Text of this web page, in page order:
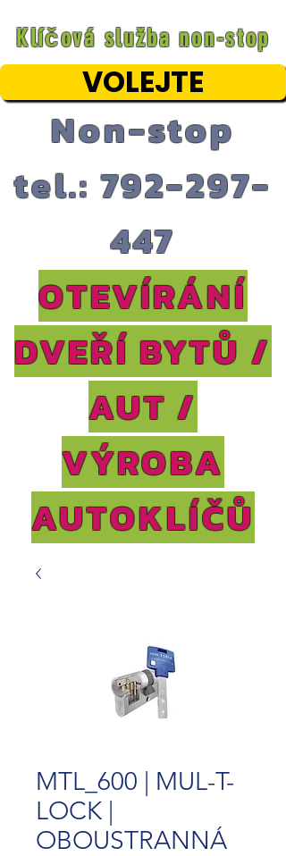
VOLEJTE
Non-stop
tel.: 792-297-
447
OTEVÍRÁNÍ
DVEŘÍ BYTŮ /
AUT /
VÝROBA
AUTOKLÍČŮ
Klíčová služba non-stop
MTL_600 | MUL-T-
LOCK |
OBOUSTRANNÁ